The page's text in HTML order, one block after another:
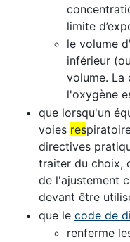
limite
le volume
inférieur
volume. La
l'oxygène
que lorsqu'un
voies res
directives
traiter du choix,
de l'ajustement
devant être
que le code de
renferme